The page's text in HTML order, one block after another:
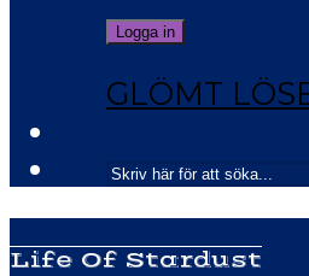
GLÖMT
Life Of Stardust